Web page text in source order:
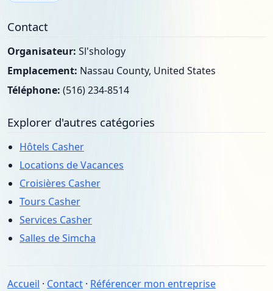
Contact
Organisateur: Sl'shology
Emplacement: Nassau County, United States
Téléphone: (516) 234-8514
Explorer d'autres catégories
Hôtels Casher
Locations de Vacances
Croisières Casher
Tours Casher
Services Casher
Salles de Simcha
Accueil · Contact · Référencer mon entreprise